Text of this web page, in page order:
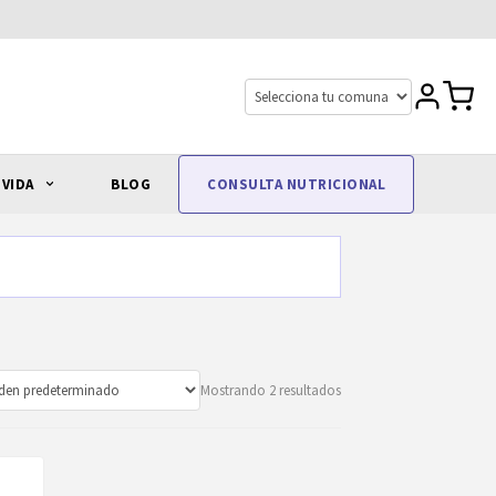
BLOG CONSULTA NUTRICIONAL
Mostrando 2 resultados